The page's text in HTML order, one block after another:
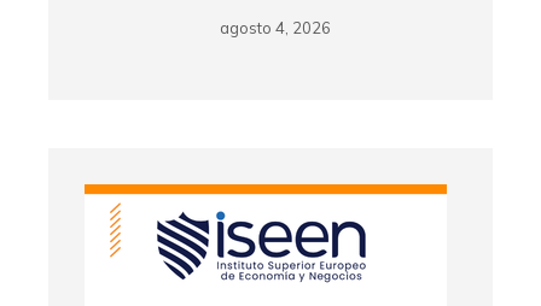
agosto 4, 2026